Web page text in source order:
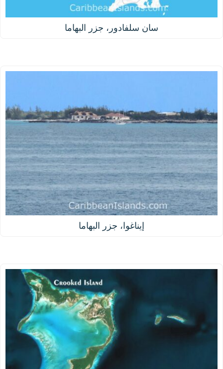
سان سلفادور، جزر البهاما
إيناغوا، جزر البهاما